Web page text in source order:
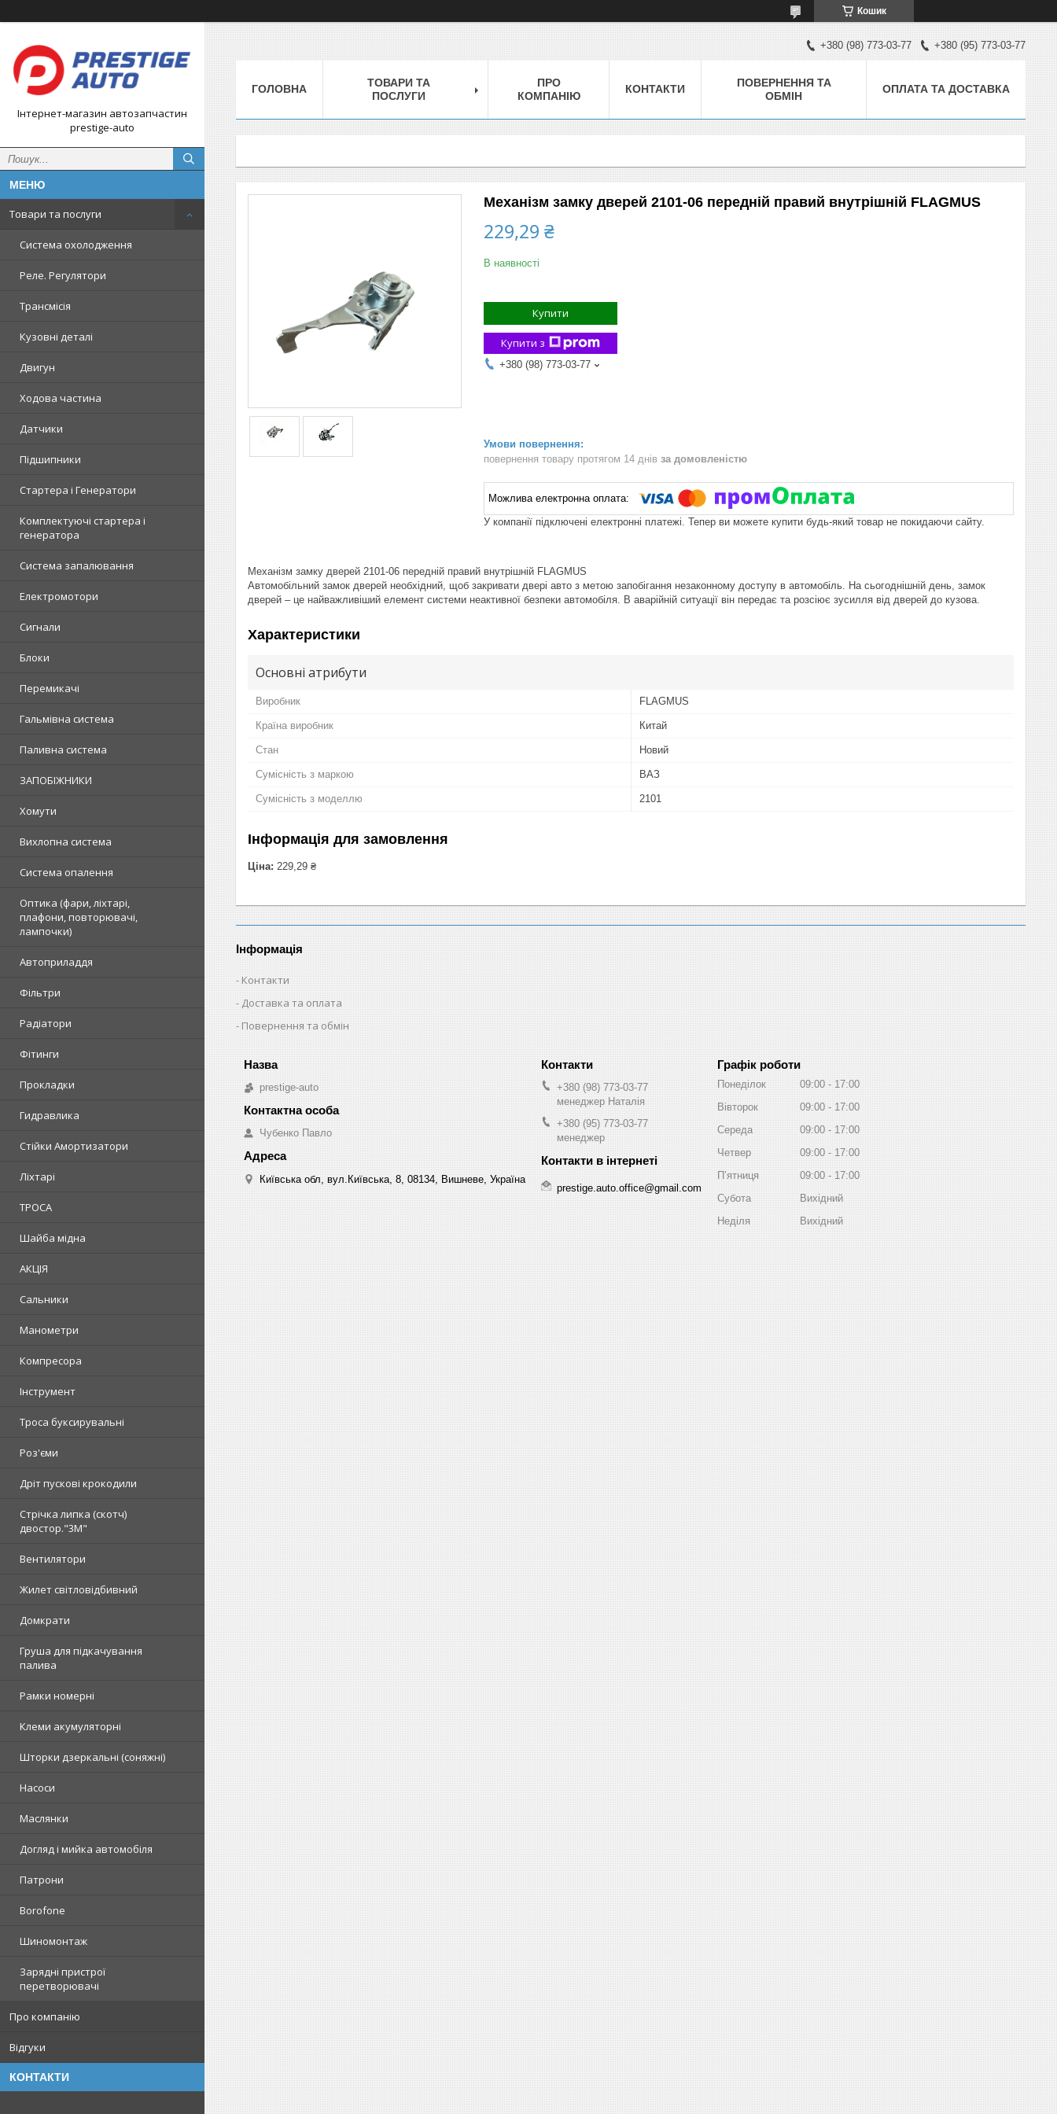
Кошик
Інтернет-магазин автозапчастин
prestige-auto
Товари та послуги
Система охолодження
Реле. Регулятори
Трансмісія
Кузовні деталі
Двигун
Ходова частина
Датчики
Підшипники
Стартера і Генератори
Комплектуючі стартера і
генератора
Система запалювання
Електромотори
Сигнали
Блоки
Перемикачі
Гальмівна система
Паливна система
ЗАПОБІЖНИКИ
Хомути
Вихлопна система
Система опалення
Оптика (фари, ліхтарі,
плафони, повторювачі,
лампочки)
Автоприладдя
Фільтри
Радіатори
Фітинги
Прокладки
Гидравлика
Стійки Амортизатори
Ліхтарі
ТРОСА
Шайба мідна
АКЦІЯ
Сальники
Манометри
Компресора
Інструмент
Троса буксирувальні
Роз'єми
Дріт пускові крокодили
Стрічка липка (скотч)
двостор."3М"
Вентилятори
Жилет світловідбивний
Домкрати
Груша для підкачування
палива
Рамки номерні
Клеми акумуляторні
Шторки дзеркальні (соняжні)
Насоси
Маслянки
Догляд і мийка автомобіля
Патрони
Borofone
Шиномонтаж
Зарядні пристрої
перетворювачі
Про компанію
Відгуки
КОНТАКТИ
+380 (98) 773-03-77 +380 (95) 773-03-77
ГОЛОВНА
ТОВАРИ ТА
ПОСЛУГИ
ПРО
КОМПАНІЮ
КОНТАКТИ
ПОВЕРНЕННЯ ТА
ОБМІН
ОПЛАТА ТА ДОСТАВКА
Механізм замку дверей 2101-06 передній правий внутрішній FLAGMUS
229,29 ₴
В наявності
Купити
Купити з
+380 (98) 773-03-77
повернення товару протягом 14 днів за домовленістю
У компанії підключені електронні платежі. Тепер ви можете купити будь-який товар не покидаючи сайту.
Механізм замку дверей 2101-06 передній правий внутрішній FLAGMUS
Автомобільний замок дверей необхідний, щоб закривати двері авто з метою запобігання незаконному доступу в автомобіль. На сьогоднішній день, замок
дверей – це найважливіший елемент системи неактивної безпеки автомобіля. В аварійній ситуації він передає та розсіює зусилля від дверей до кузова.
Характеристики
Основні атрибути
Виробник FLAGMUS
Країна виробник Китай
Стан Новий
Сумісність з маркою ВАЗ
Сумісність з моделлю 2101
Інформація для замовлення
Ціна: 229,29 ₴
Інформація
Контакти
Доставка та оплата
Повернення та обмін
prestige-auto
Чубенко Павло
Київська обл, вул.Київська, 8, 08134, Вишневе, Україна
+380 (98) 773-03-77
менеджер Наталія
+380 (95) 773-03-77
менеджер
prestige.auto.office@gmail.com
Графік роботи
Понеділок 09:00
17:00
Вівторок
09:00
17:00
Середа
09:00
17:00
Четвер
09:00
17:00
Пʼятниця
09:00
17:00
Субота
Вихідний
Неділя
Вихідний